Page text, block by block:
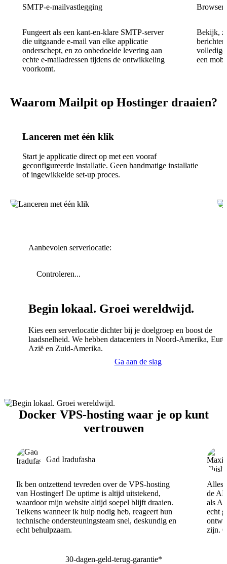
SMTP-e-mailvastlegging
Fungeert als een kant-en-klare SMTP-server
die uitgaande e-mail van elke applicatie
onderschept, en zo onbedoelde levering aan
echte e-mailadressen tijdens de ontwikkeling
voorkomt.
Bekijk,
een
Waarom Mailpit op Hostinger draaien?
Lanceren met één klik
Start je applicatie direct op met een vooraf
geconfigureerde installatie. Geen handmatige installatie
of ingewikkelde set-up proces.
Aanbevolen serverlocatie:
Controleren...
Begin lokaal. Groei wereldwijd.
Kies een serverlocatie dichter bij je doelgroep en boost de
laadsnelheid. We hebben datacenters in Noord-Amerika,
Azië en Zuid-Amerika.
Ga aan de slag
Docker VPS-hosting waar je op kunt
vertrouwen
Gad Iradufasha
Ik ben ontzettend tevreden over de VPS-hosting
van Hostinger! De uptime is altijd uitstekend,
waardoor mijn website altijd soepel blijft draaien.
Telkens wanneer ik hulp nodig heb, reageert hun
technische ondersteuningsteam snel, deskundig en
echt behulpzaam.
Alles
de
als AI
echt
zijn.
30-dagen-geld-terug-garantie*